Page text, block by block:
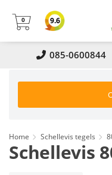
085-0600844
0 9.6
Home Schellevis tegels
Schellevis